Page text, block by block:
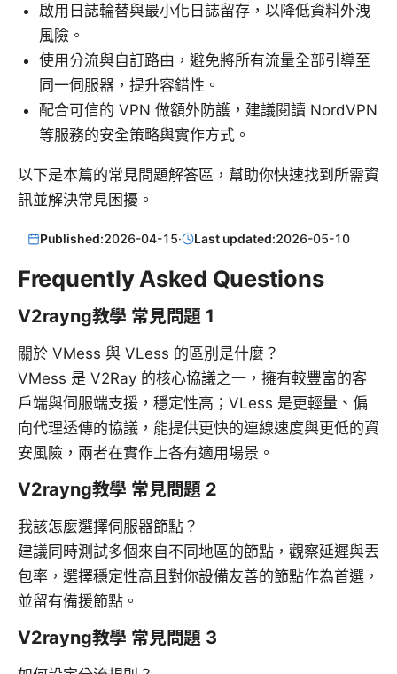
啟用日誌輪替與最小化日誌留存，以降低資料外洩
風險。
使用分流與自訂路由，避免將所有流量全部引導至
同一伺服器，提升容錯性。
配合可信的 VPN 做額外防護，建議閱讀 NordVPN
等服務的安全策略與實作方式。
以下是本篇的常見問題解答區，幫助你快速找到所需資
訊並解決常見困擾。
Published:2026-04-15· Last updated:2026-05-10
Frequently Asked Questions
V2rayng教學 常見問題 1
關於 VMess 與 VLess 的區別是什麼？
VMess 是 V2Ray 的核心協議之一，擁有較豐富的客
戶端與伺服端支援，穩定性高；VLess 是更輕量、偏
向代理透傳的協議，能提供更快的連線速度與更低的資
安風險，兩者在實作上各有適用場景。
V2rayng教學 常見問題 2
我該怎麼選擇伺服器節點？
建議同時測試多個來自不同地區的節點，觀察延遲與丟
包率，選擇穩定性高且對你設備友善的節點作為首選，
並留有備援節點。
V2rayng教學 常見問題 3